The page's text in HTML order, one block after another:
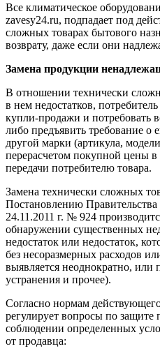
Все климатическое
zavesy24.ru, подпадает под
сложных товарах бытового
возврату, даже если они
Замена продукции
В отношении технически
в нем недостатков,
купли-продажи и потребовать
либо предъявить требование о
другой марки (артикула,
перерасчетом покупной цены в
передачи потребителю товара.
Замена технически сложных
Постановлению
24.11.2011 г. № 924
обнаружении существенных
недостаток или недостаток,
без несоразмерных расходов
выявляется неоднократно, или
устранения и прочее).
Согласно нормам
регулирует вопросы по защите
соблюдении определенных
от продавца: